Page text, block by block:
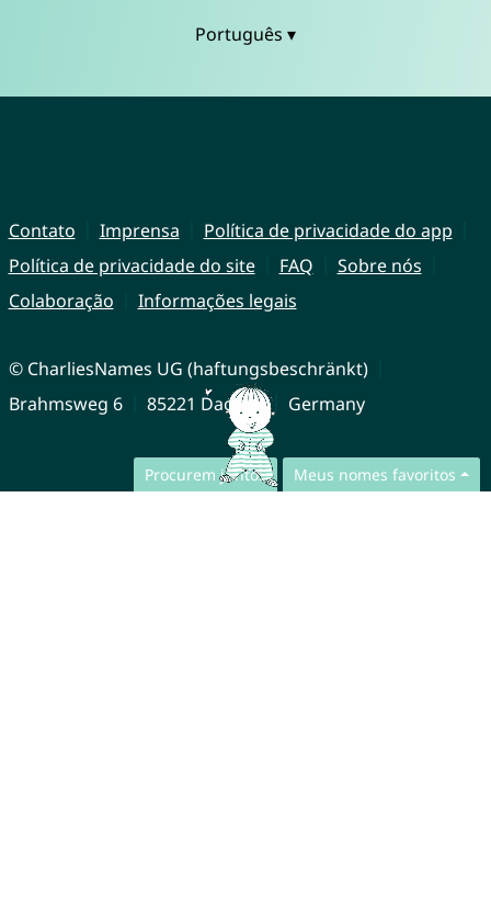
Procurem juntos Meus nomes favoritos
Português ▾
Contato Imprensa
Política de privacidade do app
Política de privacidade do site
FAQ
Sobre nós
Colaboração
Informações legais
© CharliesNames UG (haftungsbeschränkt)
Brahmsweg 6
85221 Dachau Germany